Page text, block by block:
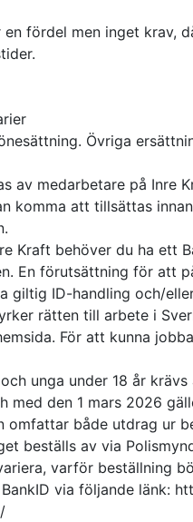
fördel men inget krav,
Övriga
av medarbetare på Inre
komma att tillsättas
Kraft behöver du ha ett
En förutsättning för att
giltig ID-handling och/
rätten till arbete i
För att kunna
unga under 18 år
med den 1 mars 2026
omfattar både utdrag ur
beställs av via
varför beställning
via följande länk: